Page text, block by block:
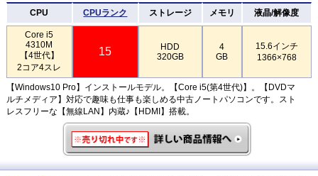
CPU CPUランク ストレージ メモリ 液晶/解像度
Core i5
4310M
【4世代】
2コア4スレ
15
HDD
320GB
4
GB
15.6インチ
1366×768
【Windows10 Pro】インストールモデル。【Core i5(第4世代)】。【DVDマ
ルチメディア】対応で趣味も仕事も楽しめる中古ノートパソコンです。スト
レスフリーな【無線LAN】内蔵♪【HDMI】搭載。